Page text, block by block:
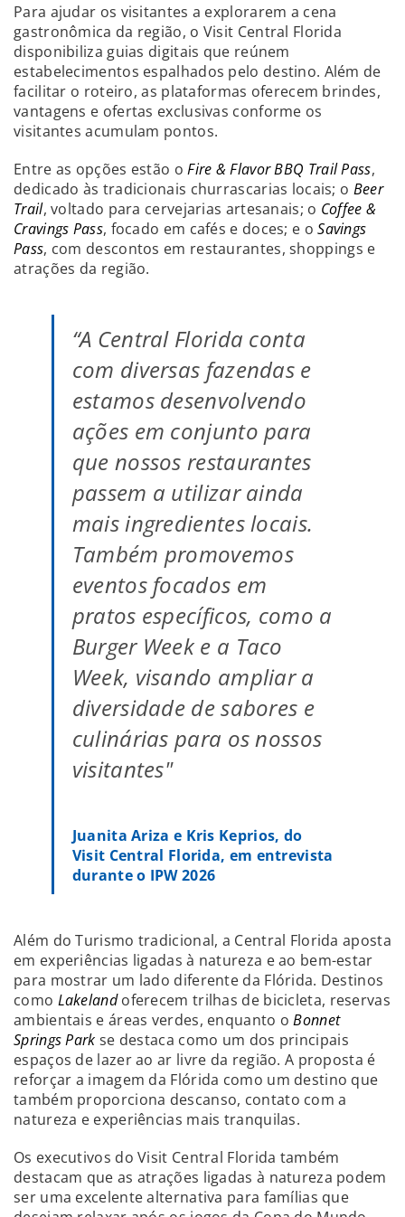
Para ajudar os visitantes a explorarem a cena
gastronômica da região, o Visit Central Florida
disponibiliza guias digitais que reúnem
estabelecimentos espalhados pelo destino. Além de
facilitar o roteiro, as plataformas oferecem brindes,
vantagens e ofertas exclusivas conforme os
visitantes acumulam pontos.
Entre as opções estão oFire & Flavor BBQ Trail Pass,
dedicado às tradicionais churrascarias locais; o Beer
Trail, voltado para cervejarias artesanais; o Coffee &
Cravings Pass, focado em cafés e doces; e oSavings
Pass, com descontos em restaurantes, shoppings e
atrações da região.
“A Central Florida conta
com diversas fazendas e
estamos desenvolvendo
ações em conjunto para
que nossos restaurantes
passem a utilizar ainda
mais ingredientes locais.
Também promovemos
eventos focados em
pratos específicos, como a
Burger Week e a Taco
Week, visando ampliar a
diversidade de sabores e
culinárias para os nossos
visitantes"
Juanita Ariza e Kris Keprios, do
Visit Central Florida, em entrevista
durante o IPW 2026
Além do Turismo tradicional, a Central Florida aposta
em experiências ligadas à natureza e ao bem-estar
para mostrar um lado diferente da Flórida. Destinos
como Lakelandoferecem trilhas de bicicleta, reservas
ambientais e áreas verdes, enquanto o Bonnet
Springs Park se destaca como um dos principais
espaços de lazer ao ar livre da região. A proposta é
reforçar a imagem da Flórida como um destino que
também proporciona descanso, contato com a
natureza e experiências mais tranquilas.
Os executivos do Visit Central Florida também
destacam que as atrações ligadas à natureza podem
ser uma excelente alternativa para famílias que